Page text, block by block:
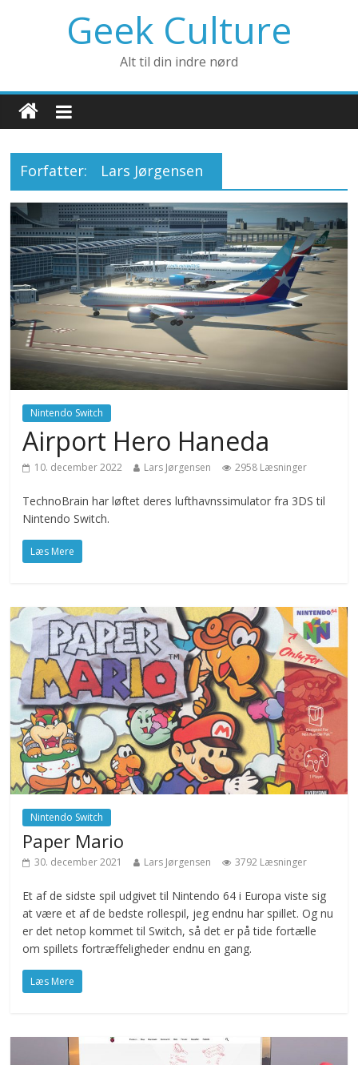
Geek Culture
Alt til din indre nørd
Forfatter: Lars Jørgensen
Nintendo Switch
Airport Hero Haneda
10. december 2022 Lars Jørgensen 2958 Læsninger
TechnoBrain har løftet deres lufthavnssimulator fra 3DS til
Nintendo Switch.
Læs Mere
Nintendo Switch
Paper Mario
30. december 2021 Lars Jørgensen 3792 Læsninger
Et af de sidste spil udgivet til Nintendo 64 i Europa viste sig
at være et af de bedste rollespil, jeg endnu har spillet. Og nu
er det netop kommet til Switch, så det er på tide fortælle
om spillets fortræffeligheder endnu en gang.
Læs Mere